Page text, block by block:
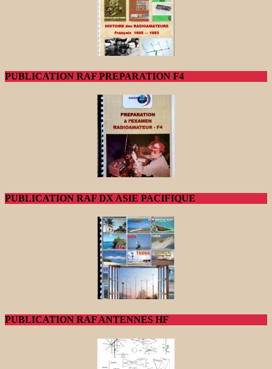
PUBLICATION RAF PREPARATION F4
PUBLICATION RAF DX ASIE PACIFIQUE
PUBLICATION RAF ANTENNES HF